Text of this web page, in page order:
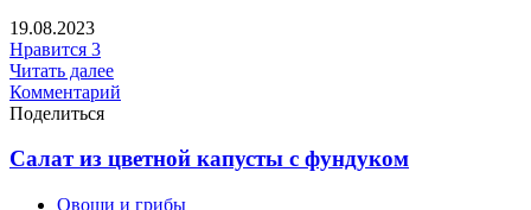
19.08.2023
Нравится 3
Читать далее
Комментарий
Поделиться
Салат из цветной капусты с фундуком
Овощи и грибы